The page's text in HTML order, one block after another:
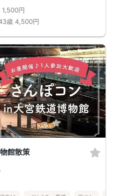
1,500円
歳 4,500円
館散策